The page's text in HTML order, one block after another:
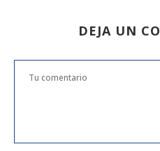
DEJA UN